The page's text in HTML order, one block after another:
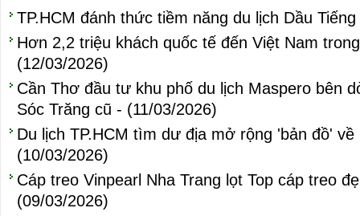
TP.HCM đánh thức tiềm năng du lịch Dầu
Hơn 2,2 triệu khách quốc tế đến Việt Nam
(12/03/2026)
Cần Thơ đầu tư khu phố du lịch Maspero bên
Sóc Trăng cũ - (11/03/2026)
Du lịch TP.HCM tìm dư địa mở rộng 'bản đồ'
(10/03/2026)
Cáp treo Vinpearl Nha Trang lọt Top cáp treo
(09/03/2026)